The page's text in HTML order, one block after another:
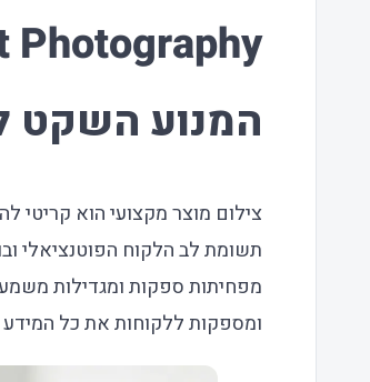
המנוע השקט
צילום מוצר מקצועי הוא קריטי
תשומת לב הלקוח הפוטנציאלי
מפחיתות ספקות ומגדילות
ומספקות ללקוחות את כל המידע